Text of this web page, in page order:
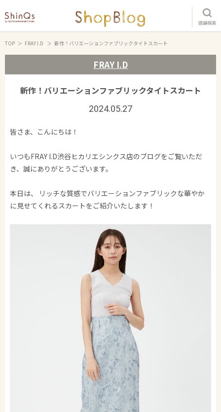
店舗検索
TOP FRAY I.D 新作！バリエーションファブリックタイトスカート
FRAY I.D
新作！バリエーションファブリックタイトスカート
2024.05.27
皆さま、こんにちは！
いつもFRAY I.D渋谷ヒカリエシンクス店のブログをご覧いただ
き、誠にありがとうございます。
本日は、 リッチな質感でバリエーションファブリックな華やか
に見せてくれるスカートをご紹介いたします！